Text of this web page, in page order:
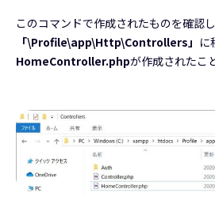
このコマンドで作成されたものを確認し
「\Profile\app\Http\Controllers」 に
HomeController.phpが作成されたこ